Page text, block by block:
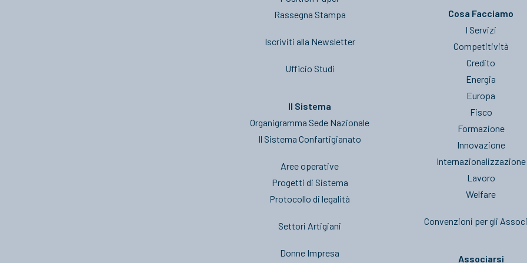
Rassegna Stampa
Iscriviti alla Newsletter
Ufficio Studi
Il Sistema
Organigramma Sede Nazionale
Il Sistema Confartigianato
Aree operative
Progetti di Sistema
Protocollo di legalità
Settori Artigiani
Donne Impresa
Cosa Facciamo
I Servizi
Competitività
Credito
Energia
Europa
Fisco
Formazione
Innovazione
Internazionalizzazione
Lavoro
Welfare
Convenzioni per gli
Associarsi